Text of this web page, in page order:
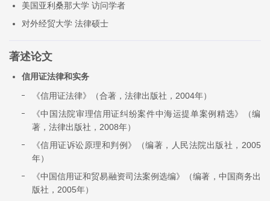
美国亚利桑那大学 访问学者
对外经贸大学 法律硕士
著述论文
信用证法律和实务
《信用证法律》（合著，法律出版社，2004年）
《中国法院审理信用证纠纷案件中海运提单案例精选》（编
著，法律出版社，2008年）
《信用证诉讼原理和判例》（编著，人民法院出版社，2005
年）
《中国信用证和贸易融资司法案例选编》（编著，中国商务出
版社，2005年）